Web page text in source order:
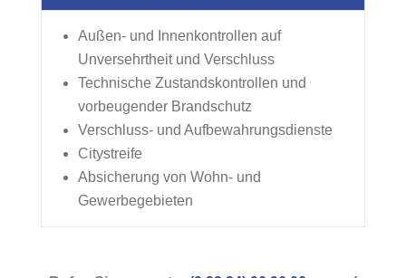
Außen- und Innenkontrollen auf
Unversehrtheit und Verschluss
Technische Zustandskontrollen und
vorbeugender Brandschutz
Verschluss- und Aufbewahrungsdienste
Citystreife
Absicherung von Wohn- und
Gewerbegebieten